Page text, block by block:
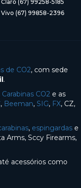
Claro (67) 99258-5185
Vivo (67) 99858-2396
de CO2, com sede
.
Carabinas CO2e as
, Beeman, SIG, FX, CZ,
, espingardas e
Arms, Sccy Firearms,
acessórios como